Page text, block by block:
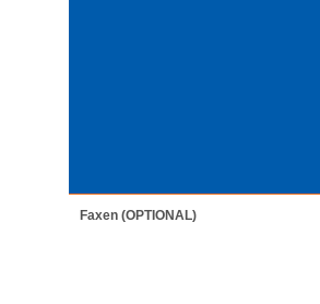
Faxen (OPTIONAL)